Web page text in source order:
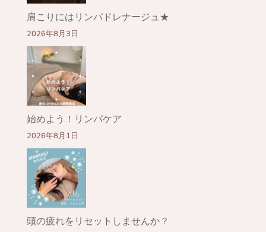
肩こりにはリンパドレナージュ★
2026年8月3日
始めよう！リンパケア
2026年8月1日
頭の疲れをリセットしませんか？